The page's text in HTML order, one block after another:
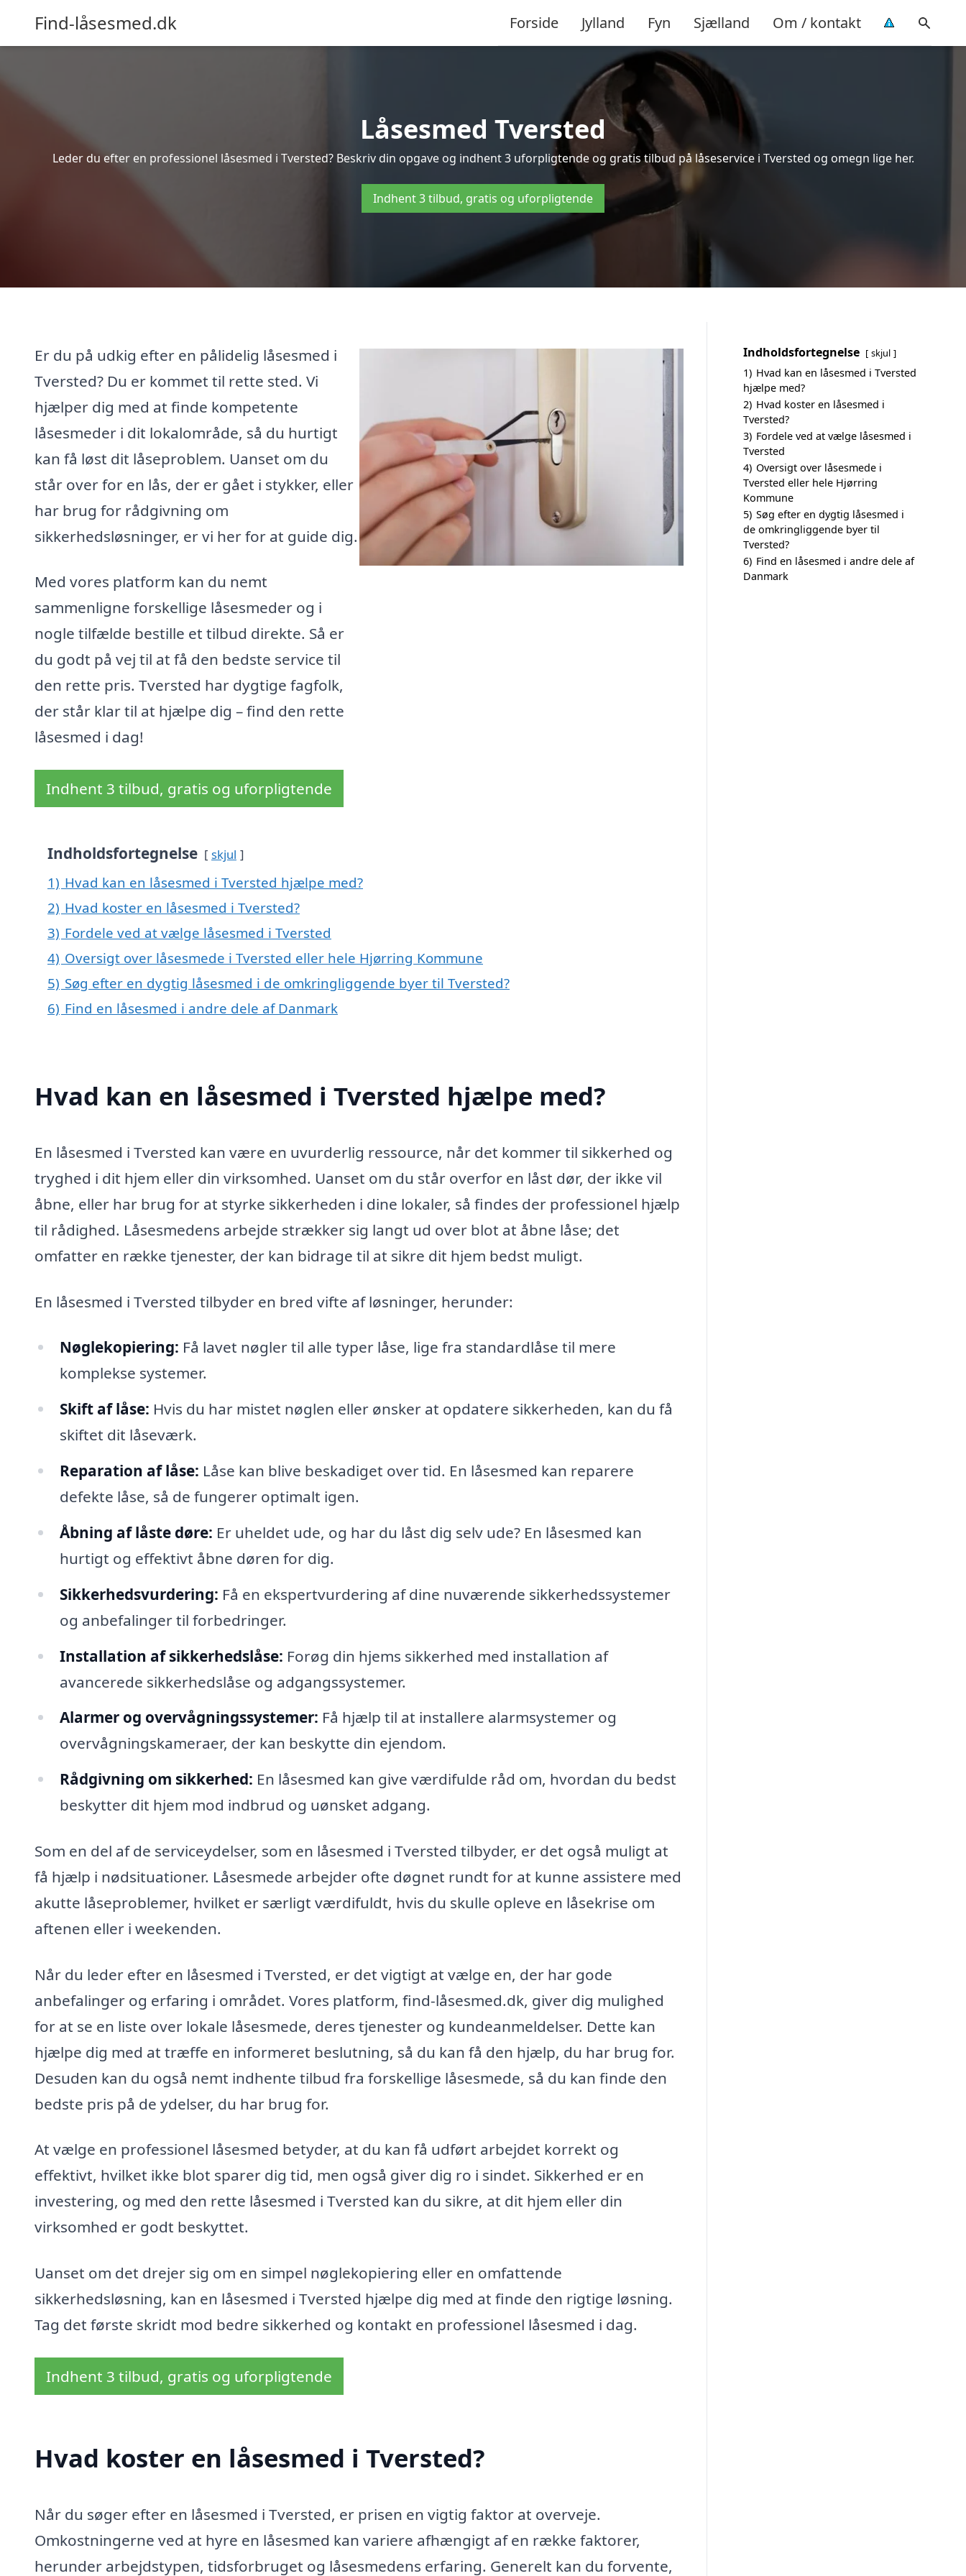
Find-låsesmed.dk Forside Jylland Fyn Sjælland Om / kontakt
Låsesmed Tversted
Leder du efter en professionel låsesmed i Tversted? Beskriv din opgave og indhent 3 uforpligtende og gratis tilbud på låseservice i Tversted og omegn lige her.
Indhent 3 tilbud, gratis og uforpligtende
Er du på udkig efter en pålidelig låsesmed i
Tversted? Du er kommet til rette sted. Vi
hjælper dig med at finde kompetente
låsesmeder i dit lokalområde, så du hurtigt
kan få løst dit låseproblem. Uanset om du
står over for en lås, der er gået i stykker, eller
har brug for rådgivning om
sikkerhedsløsninger, er vi her for at guide dig.
Med vores platform kan du nemt
sammenligne forskellige låsesmeder og i
nogle tilfælde bestille et tilbud direkte. Så er
du godt på vej til at få den bedste service til
den rette pris. Tversted har dygtige fagfolk,
der står klar til at hjælpe dig – find den rette
låsesmed i dag!
Indhent 3 tilbud, gratis og uforpligtende
Indholdsfortegnelse skjul
1) Hvad kan en låsesmed i Tversted hjælpe med?
2) Hvad koster en låsesmed i Tversted?
3) Fordele ved at vælge låsesmed i Tversted
4) Oversigt over låsesmede i Tversted eller hele Hjørring Kommune
5) Søg efter en dygtig låsesmed i de omkringliggende byer til Tversted?
6) Find en låsesmed i andre dele af Danmark
Hvad kan en låsesmed i Tversted hjælpe med?
En låsesmed i Tversted kan være en uvurderlig ressource, når det kommer til sikkerhed og
tryghed i dit hjem eller din virksomhed. Uanset om du står overfor en låst dør, der ikke vil
åbne, eller har brug for at styrke sikkerheden i dine lokaler, så findes der professionel hjælp
til rådighed. Låsesmedens arbejde strækker sig langt ud over blot at åbne låse; det
omfatter en række tjenester, der kan bidrage til at sikre dit hjem bedst muligt.
En låsesmed i Tversted tilbyder en bred vifte af løsninger, herunder:
Nøglekopiering: Få lavet nøgler til alle typer låse, lige fra standardlåse til mere
komplekse systemer.
Skift af låse: Hvis du har mistet nøglen eller ønsker at opdatere sikkerheden, kan du få
skiftet dit låseværk.
Reparation af låse: Låse kan blive beskadiget over tid. En låsesmed kan reparere
defekte låse, så de fungerer optimalt igen.
Åbning af låste døre: Er uheldet ude, og har du låst dig selv ude? En låsesmed kan
hurtigt og effektivt åbne døren for dig.
Sikkerhedsvurdering: Få en ekspertvurdering af dine nuværende sikkerhedssystemer
og anbefalinger til forbedringer.
Installation af sikkerhedslåse: Forøg din hjems sikkerhed med installation af
avancerede sikkerhedslåse og adgangssystemer.
Alarmer og overvågningssystemer: Få hjælp til at installere alarmsystemer og
overvågningskameraer, der kan beskytte din ejendom.
Rådgivning om sikkerhed: En låsesmed kan give værdifulde råd om, hvordan du bedst
beskytter dit hjem mod indbrud og uønsket adgang.
Som en del af de serviceydelser, som en låsesmed i Tversted tilbyder, er det også muligt at
få hjælp i nødsituationer. Låsesmede arbejder ofte døgnet rundt for at kunne assistere med
akutte låseproblemer, hvilket er særligt værdifuldt, hvis du skulle opleve en låsekrise om
aftenen eller i weekenden.
Når du leder efter en låsesmed i Tversted, er det vigtigt at vælge en, der har gode
anbefalinger og erfaring i området. Vores platform, find-låsesmed.dk, giver dig mulighed
for at se en liste over lokale låsesmede, deres tjenester og kundeanmeldelser. Dette kan
hjælpe dig med at træffe en informeret beslutning, så du kan få den hjælp, du har brug for.
Desuden kan du også nemt indhente tilbud fra forskellige låsesmede, så du kan finde den
bedste pris på de ydelser, du har brug for.
At vælge en professionel låsesmed betyder, at du kan få udført arbejdet korrekt og
effektivt, hvilket ikke blot sparer dig tid, men også giver dig ro i sindet. Sikkerhed er en
investering, og med den rette låsesmed i Tversted kan du sikre, at dit hjem eller din
virksomhed er godt beskyttet.
Uanset om det drejer sig om en simpel nøglekopiering eller en omfattende
sikkerhedsløsning, kan en låsesmed i Tversted hjælpe dig med at finde den rigtige løsning.
Tag det første skridt mod bedre sikkerhed og kontakt en professionel låsesmed i dag.
Indhent 3 tilbud, gratis og uforpligtende
Hvad koster en låsesmed i Tversted?
Når du søger efter en låsesmed i Tversted, er prisen en vigtig faktor at overveje.
Omkostningerne ved at hyre en låsesmed kan variere afhængigt af en række faktorer,
herunder arbejdstypen, tidsforbruget og låsesmedens erfaring. Generelt kan du forvente,
Indholdsfortegnelse skjul
1) Hvad kan en låsesmed i Tversted
hjælpe med?
2) Hvad koster en låsesmed i
Tversted?
3) Fordele ved at vælge låsesmed i
Tversted
4) Oversigt over låsesmede i
Tversted eller hele Hjørring
Kommune
5) Søg efter en dygtig låsesmed i
de omkringliggende byer til
Tversted?
6) Find en låsesmed i andre dele af
Danmark